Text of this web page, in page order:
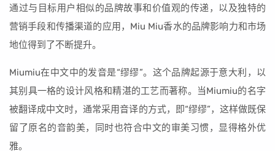
通过与目标用户相似的品牌故事和价值观的传递，以及独特的
营销手段和传播渠道的应用，Miu Miu香水的品牌影响力和市场
地位得到了不断提升。
Miumiu在中文中的发音是“缪缪”。这个品牌起源于意大利，以
其别具一格的设计风格和精湛的工艺而著称。当Miumiu的名字
被翻译成中文时，通常采用音译的方式，即“缪缪”，这样做既保
留了原名的音韵美，同时也符合中文的审美习惯，显得格外优
雅。